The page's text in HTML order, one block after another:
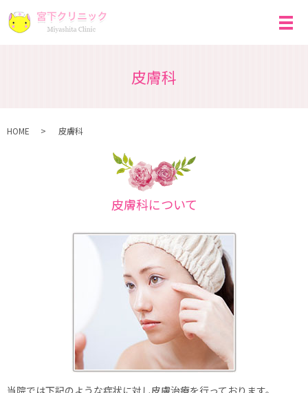
皮膚科
HOME 皮膚科
皮膚科について
当院では下記のような症状に対し皮膚治療を行っております。